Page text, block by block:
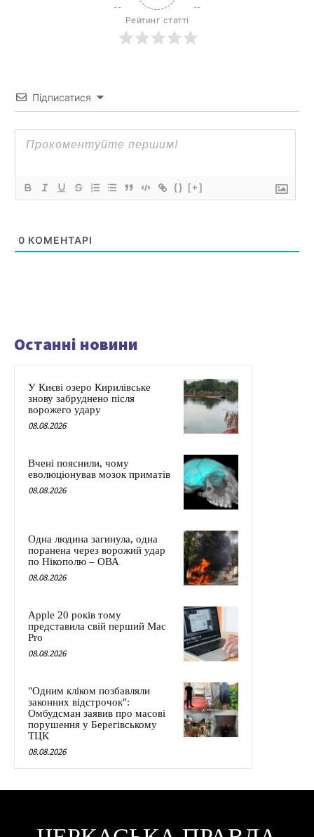
Рейтинг статті
Підписатися
{} [+]
0 КОМЕНТАРІ
Останні новини
У Києві озеро Кирилівське
знову забруднено після
ворожего удару
08.08.2026
Вчені пояснили, чому
еволюціонував мозок приматів
08.08.2026
Одна людина загинула, одна
поранена через ворожий удар
по Нікополю – ОВА
08.08.2026
Apple 20 років тому
представила свій перший Mac
Pro
08.08.2026
"Одним кліком позбавляли
законних відстрочок":
Омбудсман заявив про масові
порушення у Берегівському
ТЦК
08.08.2026